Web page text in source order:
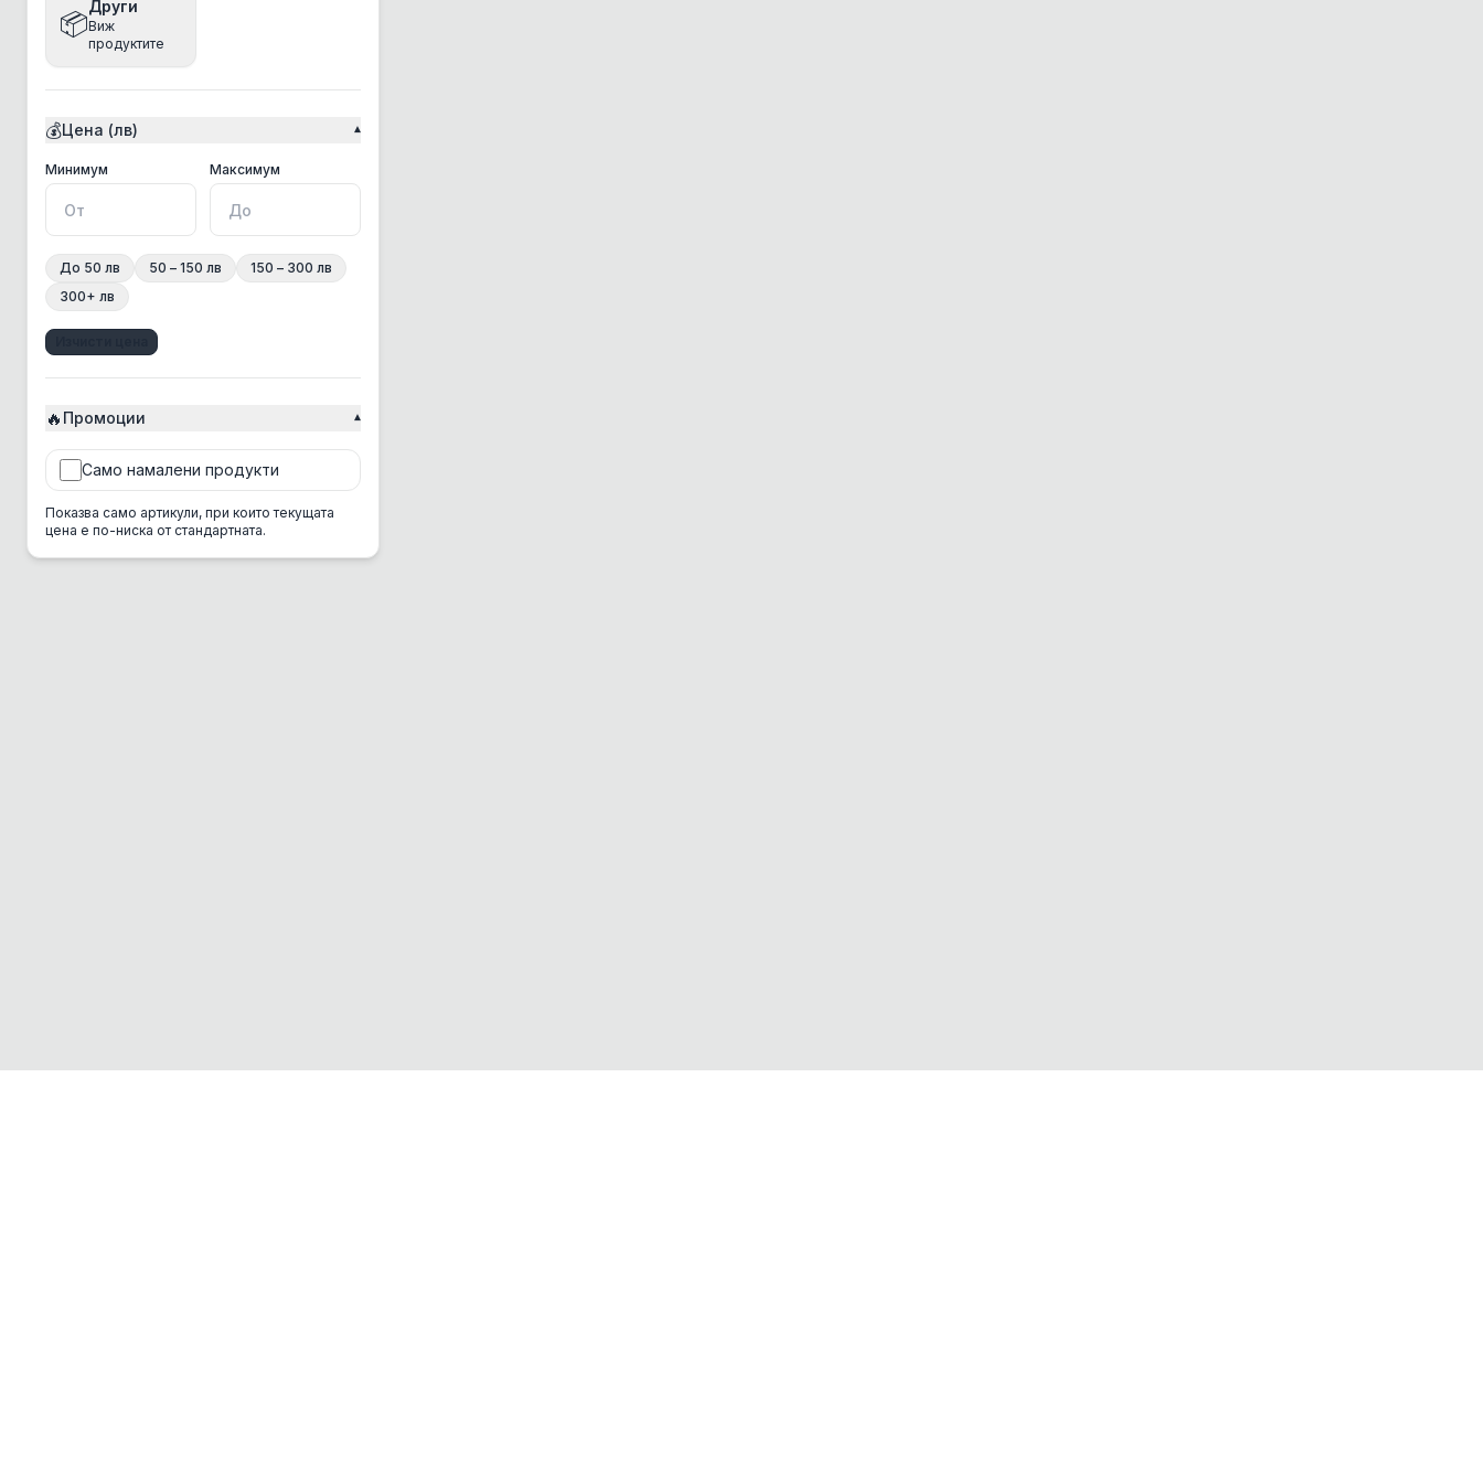
Bea
Best Clean
BonaCibo
BRAAAF
Bravery
Brit
Chicopee
Chris Christensen
Churu Rolls
CosyFlock
Croci
CSI Floor&Surface
CSI Urine
Danube
📦
Други
Виж
продуктите
💰Цена (лв) ▾
Минимум Минимална ценаМаксимум
До 50 лв 50 – 150 лв
150 – 300 лв
300+ лв
🔥 Промоции ▾
Само намалени продукти
Показва само артикули, при които текущата
цена е по-ниска от стандартната.